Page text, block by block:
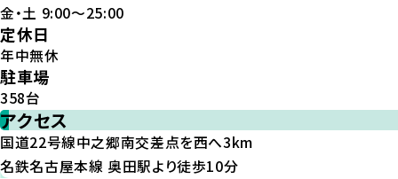
金・土 9:00～25:00
定休日
年中無休
駐車場
358台
アクセス
国道22号線中之郷南交差点を西へ3km
名鉄名古屋本線 奥田駅より徒歩10分